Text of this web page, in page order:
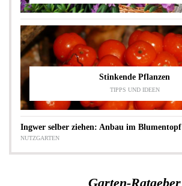
Stinkende Pflanzen
TIPPS UND IDEEN
Ingwer selber ziehen: Anbau im Blumentopf
NUTZGARTEN
Garten-Ratgeber